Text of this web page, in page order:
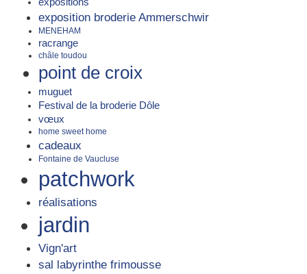
exposition broderie Ammerschwir
MENEHAM
racrange
châle toudou
point de croix
muguet
Festival de la broderie Dôle
vœux
home sweet home
cadeaux
Fontaine de Vaucluse
patchwork
réalisations
jardin
Vign'art
sal labyrinthe frimousse